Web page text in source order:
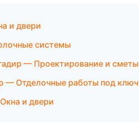
и двери
системы
— Проектирование и сметы
— Отделочные работы под ключ
и двери